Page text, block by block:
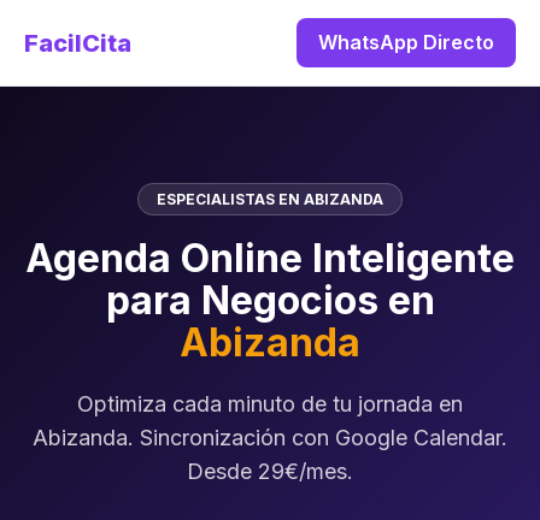
FacilCita WhatsApp Directo
ESPECIALISTAS EN ABIZANDA
Agenda Online Inteligente
para Negocios en
Abizanda
Optimiza cada minuto de tu jornada en
Abizanda. Sincronización con Google Calendar.
Desde 29€/mes.